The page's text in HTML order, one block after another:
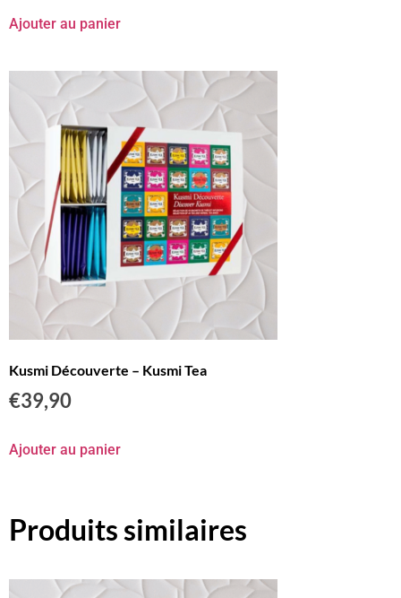
Ajouter au panier
Kusmi Découverte – Kusmi Tea
€39,90
Ajouter au panier
Produits similaires